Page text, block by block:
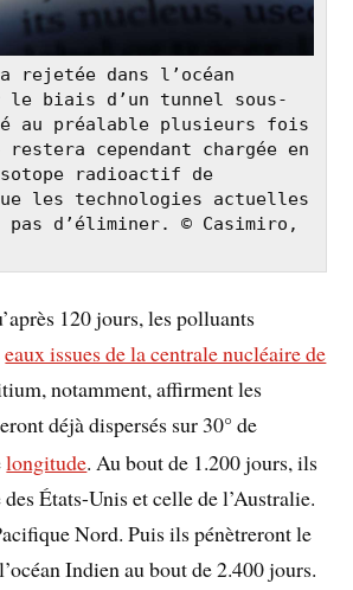
rejetée dans l’océan
le biais d’un tunnel sous-
au préalable plusieurs fois
cependant chargée en
radioactif de
les technologies actuelles
pas d’éliminer. © Casimiro,
120 jours, les polluants
eaux issues de la centrale nucléaire de
notamment, affirment les
déjà dispersés sur 30° de
longitude. Au bout de 1.200 jours, ils
États-Unis et celle de l’Australie.
Nord. Puis ils pénètreront le
Indien au bout de 2.400 jours.